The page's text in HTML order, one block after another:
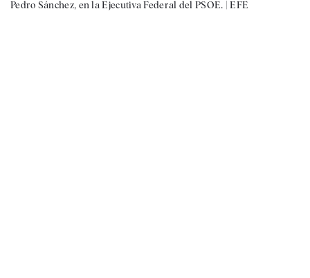
Pedro Sánchez, en la Ejecutiva Federal del PSOE. |EFE